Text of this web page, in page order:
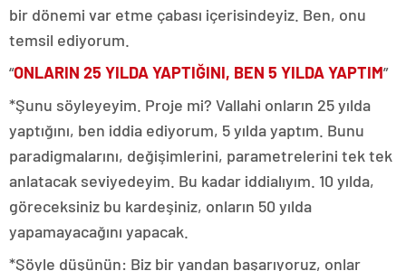
bir dönemi var etme çabası içerisindeyiz. Ben, onu
temsil ediyorum.
“ONLARIN 25 YILDA YAPTIĞINI, BEN 5 YILDA YAPTIM”
*Şunu söyleyeyim. Proje mi? Vallahi onların 25 yılda
yaptığını, ben iddia ediyorum, 5 yılda yaptım. Bunu
paradigmalarını, değişimlerini, parametrelerini tek tek
anlatacak seviyedeyim. Bu kadar iddialıyım. 10 yılda,
göreceksiniz bu kardeşiniz, onların 50 yılda
yapamayacağını yapacak.
*Şöyle düşünün: Biz bir yandan başarıyoruz, onlar